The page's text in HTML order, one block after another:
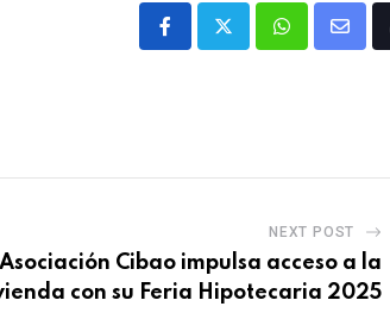
NEXT POST
Asociación Cibao impulsa acceso a la
con su Feria Hipotecaria 2025